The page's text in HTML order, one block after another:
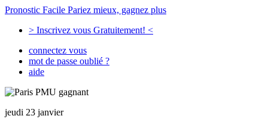
Pronostic Facile Pariez mieux, gagnez plus
> Inscrivez vous Gratuitement! <
connectez vous
mot de passe oublié ?
aide
jeudi 23 janvier